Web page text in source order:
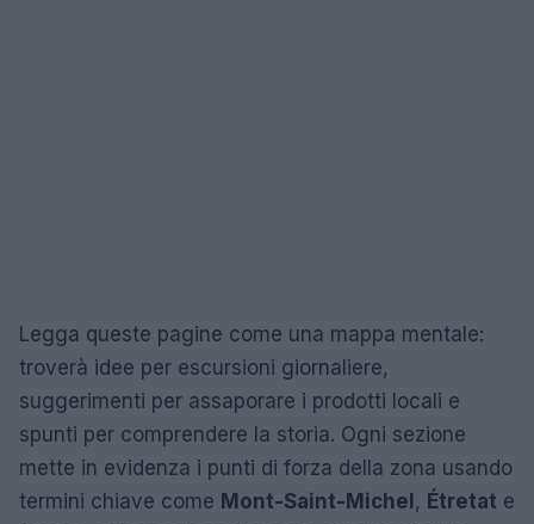
Legga queste pagine come una mappa mentale:
troverà idee per escursioni giornaliere,
suggerimenti per assaporare i prodotti locali e
spunti per comprendere la storia. Ogni sezione
mette in evidenza i punti di forza della zona usando
termini chiave come Mont-Saint-Michel, Étretat e